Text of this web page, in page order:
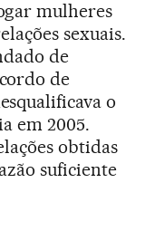
mulheres
sexuais.
de
de
o
em 2005.
obtidas
suficiente